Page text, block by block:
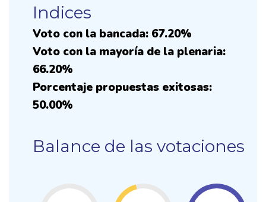
Indices
Voto con la bancada: 67.20%
Voto con la mayoría de la plenaria:
66.20%
Porcentaje propuestas exitosas:
50.00%
Balance de las votaciones